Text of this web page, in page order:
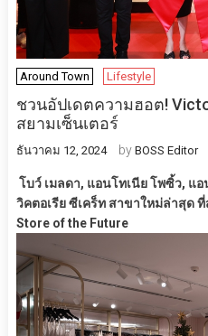
Around Town Lifestyle
ชวนอัปเดตความฮอต!
สยามเซ็นเตอร์
ธันวาคม 12, 2024 by BOSS Editor
โบว์ เมลดา, แอนโทเนีย โพซิ้ว, แ
วิคตอเรีย ซีเคร็ท สาขาใหม่ล่าสุด
Store of the Future